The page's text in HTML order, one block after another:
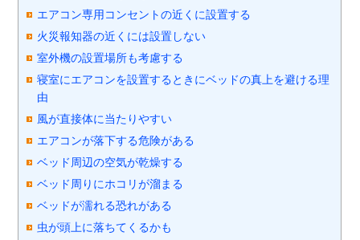
エアコン専用コンセントの近くに設置する
火災報知器の近くには設置しない
室外機の設置場所も考慮する
寝室にエアコンを設置するときにベッドの真上を避ける理
由
風が直接体に当たりやすい
エアコンが落下する危険がある
ベッド周辺の空気が乾燥する
ベッド周りにホコリが溜まる
ベッドが濡れる恐れがある
虫が頭上に落ちてくるかも